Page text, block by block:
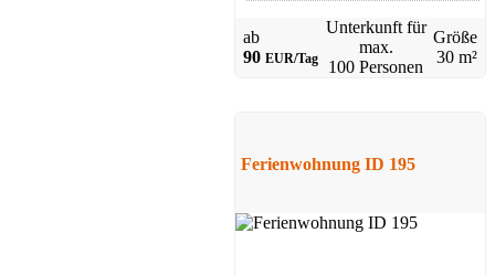
ab
90 EUR/Tag
Unterkunft für
max.
100 Personen
Größe
30 m²
Ferienwohnung ID 195